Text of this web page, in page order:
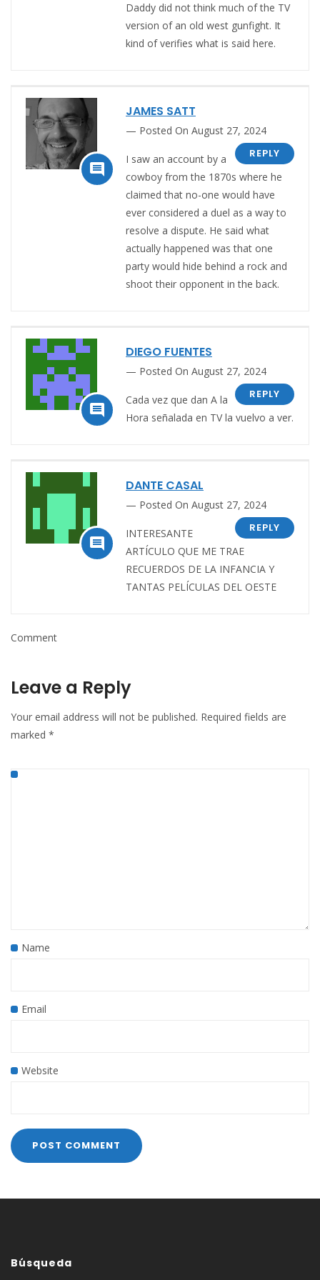
Daddy did not think much of the TV
version of an old west gunfight. It
kind of verifies what is said here.

JAMES SATT
Posted On August 27, 2024
REPLY
I saw an account by a
cowboy from the 1870s where he
claimed that no-one would have
ever considered a duel as a way to
resolve a dispute. He said what
actually happened was that one
party would hide behind a rock and
shoot their opponent in the back.

DIEGO FUENTES
Posted On August 27, 2024
REPLY
Cada vez que dan A la
Hora señalada en TV la vuelvo a ver.

DANTE CASAL
Posted On August 27, 2024
REPLY
INTERESANTE
ARTÍCULO QUE ME TRAE
RECUERDOS DE LA INFANCIA Y
TANTAS PELÍCULAS DEL OESTE
Comment
Leave a Reply
Your email address will not be published. Required fields are
marked *
Name
Email
Website
Búsqueda